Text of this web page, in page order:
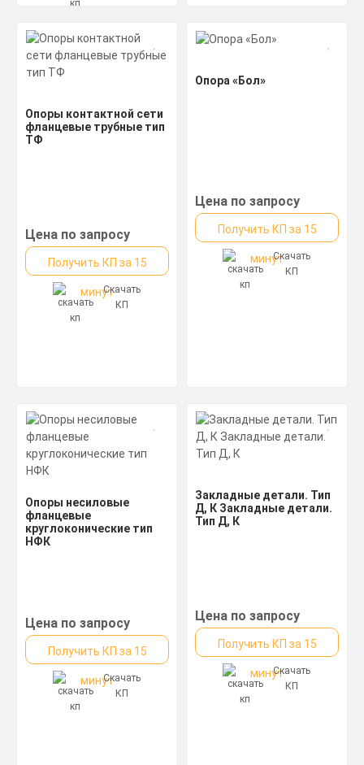
Опоры контактной сети
фланцевые трубные тип
ТФ
Цена по запросу
Получить КП за 15
минутСкачать
КП
Опора «Бол»
Цена по запросу
Получить КП за 15
минутСкачать
КП
Опоры несиловые
фланцевые
круглоконические тип
НФК
Цена по запросу
Получить КП за 15
минутСкачать
КП
Закладные детали. Тип
Д, К Закладные детали.
Тип Д, К
Цена по запросу
Получить КП за 15
минутСкачать
КП